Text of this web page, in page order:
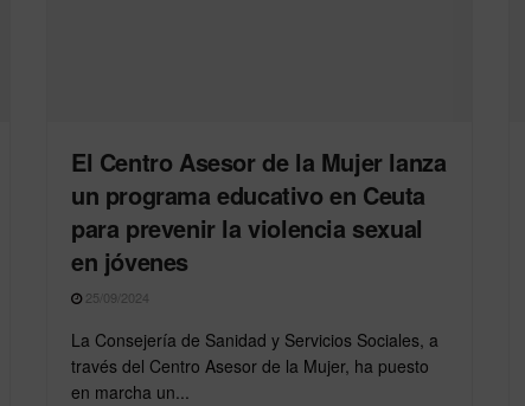
El Centro Asesor de la Mujer lanza
un programa educativo en Ceuta
para prevenir la violencia sexual
en jóvenes
25/09/2024
La Consejería de Sanidad y Servicios Sociales, a
través del Centro Asesor de la Mujer, ha puesto
en marcha un...